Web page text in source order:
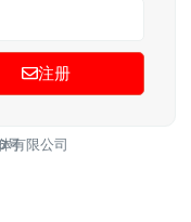
注册
有限公司
号